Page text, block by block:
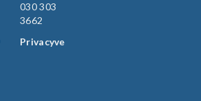
030 303
3662
Privacyverklaring